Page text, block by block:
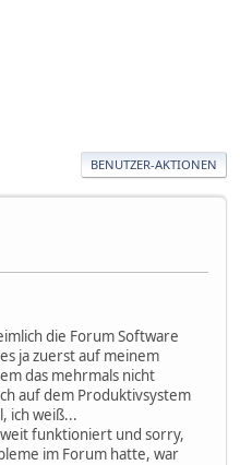
BENUTZER-AKTIONEN
die Forum Software
ja zuerst auf meinem
das mehrmals nicht
auf dem Produktivsystem
ich weiß...
funktioniert und sorry,
im Forum hatte, war